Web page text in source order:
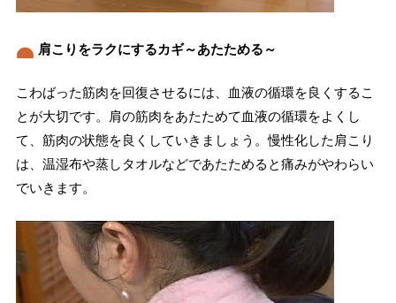
肩こりをラクにするカギ～あたためる～
こわばった筋肉を回復させるには、血液の循環を良くするこ
とが大切です。肩の筋肉をあたためて血液の循環をよくし
て、筋肉の状態を良くしていきましょう。慢性化した肩こり
は、温湿布や蒸しタオルなどであたためると痛みがやわらい
でいきます。